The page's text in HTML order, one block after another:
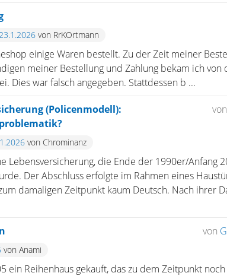
von RrKOrtmann
einige Waren bestellt. Zu der Zeit meiner
meiner Bestellung und Zahlung bekam ich von
Dies war falsch angegeben. Stattdessen b ...
(Policenmodell):
von
von Chrominanz
Lebensversicherung, die Ende der 1990er/Anfang
Der Abschluss erfolgte im Rahmen eines
damaligen Zeitpunkt kaum Deutsch. Nach ihrer
von
von Anami
ein Reihenhaus gekauft, das zu dem Zeitpunkt